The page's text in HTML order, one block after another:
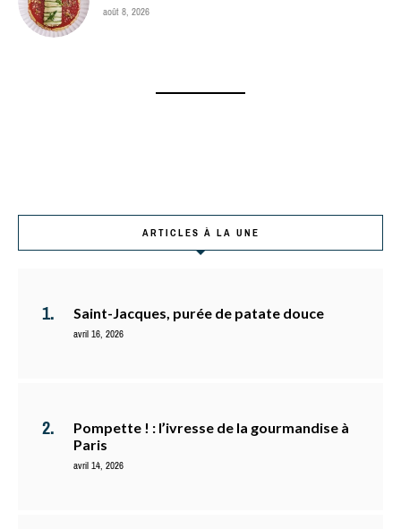
août 8, 2026
ARTICLES À LA UNE
Saint-Jacques, purée de patate douce
avril 16, 2026
Pompette ! : l’ivresse de la gourmandise à
Paris
avril 14, 2026